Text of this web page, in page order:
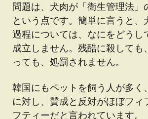
問題は、犬肉が「衛生管理法」
という点です。簡単に言うと、
過程については、なにをどうし
成立しません。残酷に殺しても
っても、処罰されません。
韓国にもペットを飼う人が多く
に対し、賛成と反対がほぼフィ
フティーだと言われています。